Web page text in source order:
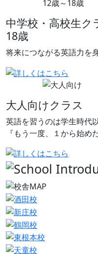
中学校・高校生ク
18歳
将来につながる英語力を
大人向けクラス
英語を習うのは学生時代以
『もう一度、１から始め